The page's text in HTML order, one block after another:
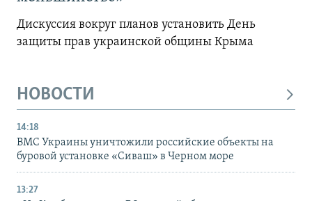
Дискуссия вокруг планов установить День
защиты прав украинской общины Крыма
НОВОСТИ
14:18
ВМС Украины уничтожили российские объекты на
буровой установке «Сиваш» в Черном море
13:27